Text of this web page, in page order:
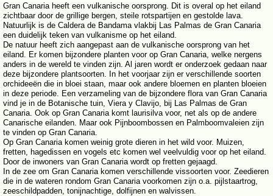
Gran Canaria heeft een vulkanische oorsprong. Dit is overal op het eiland
zichtbaar door de grillige bergen, steile rotspartijen en gestolde lava.
Natuurlijk is de Caldera de Bandama vlakbij Las Palmas de Gran Canaria
een duidelijk teken van vulkanisme op het eiland.
De natuur heeft zich aangepast aan de vulkanische oorsprong van het
eiland. Er komen bijzondere planten voor op Gran Canaria, welke nergens
anders in de wereld te vinden zijn. Al jaren wordt er onderzoek gedaan naar
deze bijzondere plantsoorten. In het voorjaar zijn er verschillende soorten
orchideeën die in bloei staan, maar ook andere bloemen en planten bloeien
in deze periode. Een verzameling van de bijzondere flora van Gran Canaria
vind je in de Botanische tuin, Viera y Clavijo, bij Las Palmas de Gran
Canaria. Ook op Gran Canaria komt laurisilva voor, net als op de andere
Canarische eilanden. Maar ook Pijnboombossen en Palmboomvaleien zijn
te vinden op Gran Canaria.
Op Gran Canaria komen weinig grote dieren in het wild voor. Muizen,
fretten, hagedissen en vogels etc komen wel veelvuldig voor op het eiland.
Door de inwoners van Gran Canaria wordt op fretten gejaagd.
In de zee om Gran Canaria komen verschillende vissoorten voor. Zeedieren
die in de wateren rondom Gran Canaria voorkomen zijn o.a. pijlstaartrog,
zeeschildpadden, tonijnachtige, dolfijnen en walvissen.